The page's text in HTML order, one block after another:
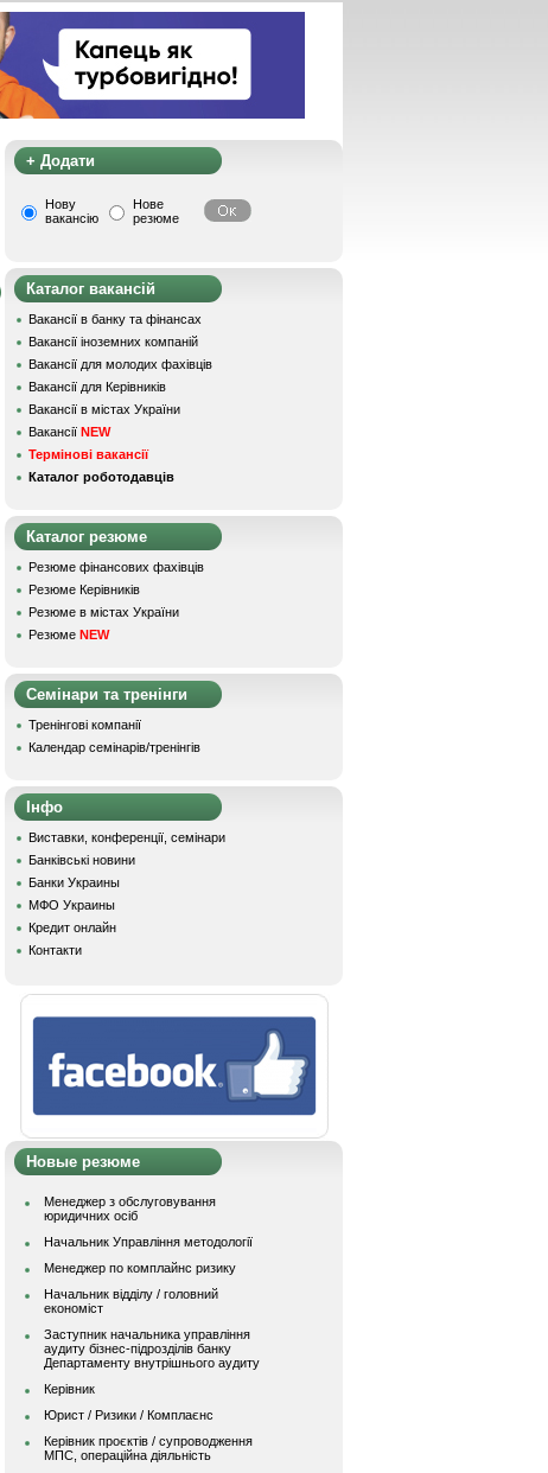
+ Додати
Нову
вакансію
Нове
резюме
Каталог вакансій
Вакансії в банку та фінансах
Вакансії іноземних компаній
Вакансії для молодих фахівців
Вакансії для Керівників
Вакансії в містах України
Вакансії NEW
Термінові вакансії
Каталог роботодавців
Каталог резюме
Резюме фінансових фахівців
Резюме Керівників
Резюме в містах України
Резюме NEW
Семінари та тренінги
Тренінгові компанії
Календар семінарів/тренінгів
Інфо
Виставки, конференції, семінари
Банківські новини
Банки Украины
МФО Украины
Кредит онлайн
Контакти
Новые резюме
Менеджер з обслуговування
юридичних осіб
Начальник Управління методології
Менеджер по комплайнс ризику
Начальник відділу / головний
економіст
Заступник начальника управління
аудиту бізнес-підрозділів банку
Департаменту внутрішнього аудиту
Керівник
Юрист / Ризики / Комплаєнс
Керівник проєктів / супроводження
МПС, операційна діяльність